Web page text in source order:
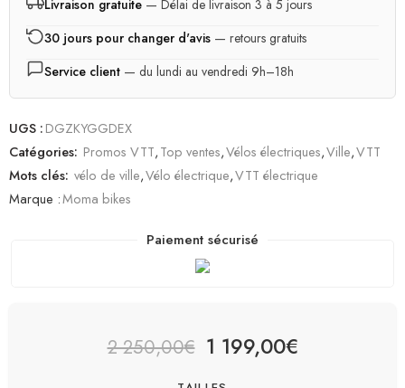
Livraison gratuite — Délai de livraison 3 à 5 jours
30 jours pour changer d'avis — retours gratuits
Service client — du lundi au vendredi 9h–18h
UGS :DGZKYGGDEX
Catégories: Promos VTT,Top ventes,Vélos électriques,Ville,VTT
Mots clés: vélo de ville,Vélo électrique,VTT électrique
Marque :Moma bikes
Paiement sécurisé
2 250,00€ 1 199,00€